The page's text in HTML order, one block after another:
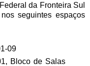
da Fronteira Sul
seguintes espaços
09
Bloco de Salas